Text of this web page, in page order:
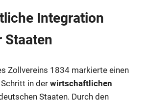
Integration
Staaten
Zollvereins 1834 markierte einen
in der wirtschaftlichen
Staaten. Durch den